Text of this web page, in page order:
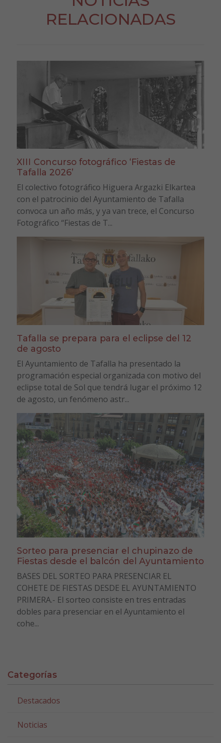
RELACIONADAS
XIII Concurso fotográfico ‘Fiestas de
Tafalla 2026’
El colectivo fotográfico Higuera Argazki Elkartea
con el patrocinio del Ayuntamiento de Tafalla
convoca un año más, y ya van trece, el Concurso
Fotográfico “Fiestas de T...
Tafalla se prepara para el eclipse del 12
de agosto
El Ayuntamiento de Tafalla ha presentado la
programación especial organizada con motivo del
eclipse total de Sol que tendrá lugar el próximo 12
de agosto, un fenómeno astr...
Sorteo para presenciar el chupinazo de
Fiestas desde el balcón del Ayuntamiento
BASES DEL SORTEO PARA PRESENCIAR EL
COHETE DE FIESTAS DESDE EL AYUNTAMIENTO
PRIMERA.- El sorteo consiste en tres entradas
dobles para presenciar en el Ayuntamiento el
cohe...
Categorías
Destacados
Noticias